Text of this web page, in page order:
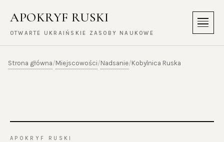
APOKRYF RUSKI
OTWARTE UKRAIŃSKIE ZASOBY NAUKOWE
Menu
Strona główna/Miejscowości/Nadsanie/Kobylnica Ruska
APOKRYF RUSKI